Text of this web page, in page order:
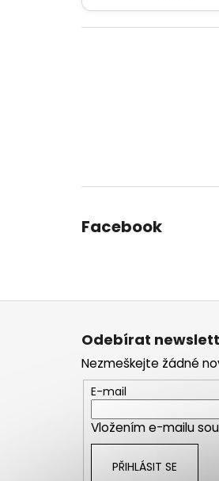
Facebook
Odebírat
Nezmeškejte žádné
E-mail
Vložením e-mailu
PŘIHLÁSIT SE